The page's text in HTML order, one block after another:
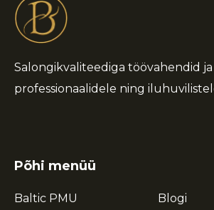
Salongikvaliteediga töövahendid
professionaalidele ning
Põhi menüü
Baltic PMU Blogi